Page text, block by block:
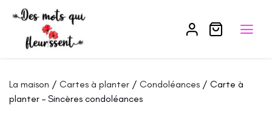
La maison / Cartes à planter / Condoléances / Carte à
planter – Sincères condoléances